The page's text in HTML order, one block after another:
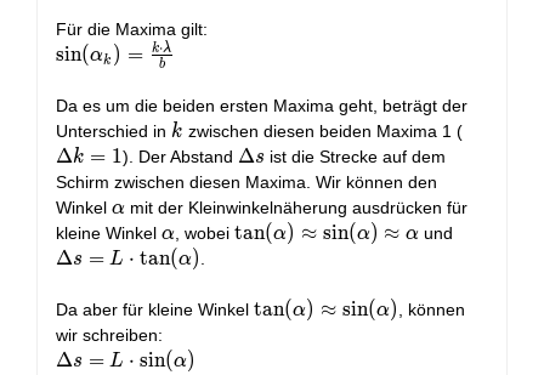
\text{m}
Für die Maxima gilt:
\sin(\alpha_k)
\cdot
\lambda}{b}
sin(αk ) = b
k⋅λ
Da es um die beiden ersten Maxima geht, beträgt der
Unterschied in k
k zwischen diesen beiden Maxima 1 (\Delta
Δk = 1). Der Abstand \Delta
s
Δs ist die Strecke auf dem
Schirm zwischen diesen Maxima. Wir können den
Winkel \alpha
α mit der Kleinwinkelnäherung ausdrücken für
kleine Winkel \alpha
α , wobei\tan(\alpha)
\approx
tan(α) ≈ sin(α) ≈ α und
Δs = L ⋅ tan(α)
Da aber für kleine Winkel \tan(\alpha)
tan(α) ≈ sin(α) , können
wir schreiben:
\Delta s = L
Δs = L ⋅ sin(α)